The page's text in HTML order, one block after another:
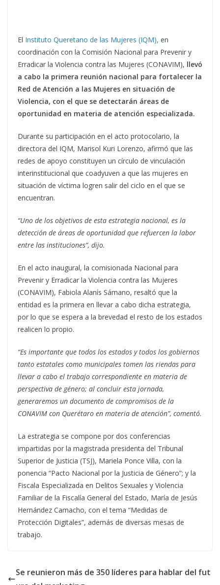
El Instituto Queretano de las Mujeres (IQM), en
coordinación con la Comisión Nacional para Prevenir y
Erradicar la Violencia contra las Mujeres (CONAVIM), llevó
a cabo la primera reunión nacional para fortalecer la
Red de Atención a las Mujeres en situación de
Violencia, con el que se detectarán áreas de
oportunidad en materia de atención especializada.
Durante su participación en el acto protocolario, la
directora del IQM, Marisol Kuri Lorenzo, afirmó que las
redes de apoyo constituyen un círculo de vinculación
interinstitucional que coadyuven a que las mujeres en
situación de víctima logren salir del ciclo en el que se
encuentran.
“Uno de los objetivos de esta estrategia nacional, es la
detección de áreas de oportunidad que refuercen la labor
entre las instituciones”, dijo.
En el acto inaugural, la comisionada Nacional para
Prevenir y Erradicar la Violencia contra las Mujeres
(CONAVIM), Fabiola Alanís Sámano, resaltó que la
entidad es la primera en llevar a cabo dicha estrategia,
por lo que se espera a la brevedad el resto de los estados
realicen lo propio.
“Es importante que todos los estados y todos los gobiernos
tanto estatales como municipales tomen las riendas para
llevar a cabo el trabajo correspondiente en materia de
perspectiva de género; al concluir esta jornada,
generaremos un documento de compromisos de la
CONAVIM con Querétaro en materia de atención”, comentó.
La estrategia se compone por dos conferencias
impartidas por la magistrada presidenta del Tribunal
Superior de Justicia (TSJ), Mariela Ponce Villa, con la
ponencia “Pacto Nacional por la Justicia de Género”; y la
Fiscala Especializada en Delitos Sexuales y Violencia
Familiar de la Fiscalía General del Estado, María de Jesús
Hernández Camacho, con el tema “Medidas de
Protección Digitales”, además de diversas mesas de
trabajo.
Se reunieron más de 350 líderes para hablar del fut